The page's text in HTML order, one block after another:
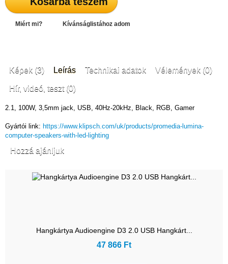
Miért mi? Kívánságlistához adom
Képek (3) Leírás Technikai adatok Vélemények (0)
Hír, videó, teszt (0)
2.1, 100W, 3,5mm jack, USB, 40Hz-20kHz, Black, RGB, Gamer
Gyártói link: https://www.klipsch.com/uk/products/promedia-lumina-
computer-speakers-with-led-lighting
Hozzá ajánljuk
Hangkártya Audioengine D3 2.0 USB Hangkárt...
47 866 Ft